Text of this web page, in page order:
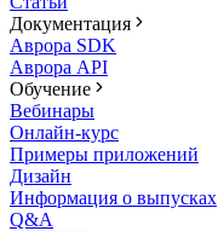
Документация
Аврора SDK
Аврора API
Обучение
Вебинары
Онлайн-курс
Примеры приложений
Дизайн
Информация о выпусках
Q&A